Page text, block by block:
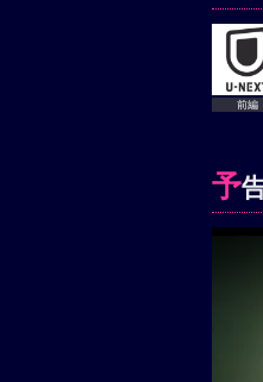
前編
予